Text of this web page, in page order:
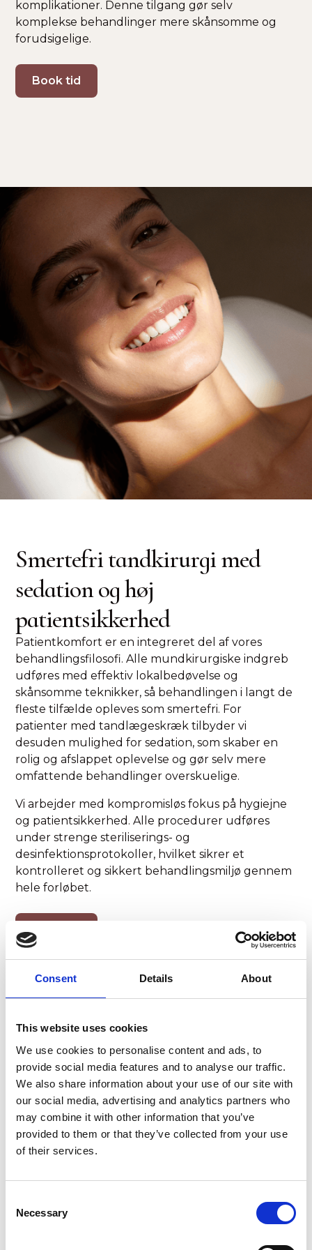
Consent Details About
This website uses cookies
We use cookies to personalise content and ads, to
provide social media features and to analyse our traffic.
We also share information about your use of our site with
our social media, advertising and analytics partners who
may combine it with other information that you’ve
provided to them or that they’ve collected from your use
of their services.
Selection
Necessary
komplikationer. Denne tilgang gør selv
komplekse behandlinger mere skånsomme og
forudsigelige.
Book tid
Smertefri tandkirurgi med
sedation og høj
patientsikkerhed
Patientkomfort er en integreret del af vores
behandlingsfilosofi. Alle mundkirurgiske indgreb
udføres med effektiv lokalbedøvelse og
skånsomme teknikker, så behandlingen i langt de
fleste tilfælde opleves som smertefri. For
patienter med tandlægeskræk tilbyder vi
desuden mulighed for sedation, som skaber en
rolig og afslappet oplevelse og gør selv mere
omfattende behandlinger overskuelige.
Vi arbejder med kompromisløs fokus på hygiejne
og patientsikkerhed. Alle procedurer udføres
under strenge steriliserings- og
desinfektionsprotokoller, hvilket sikrer et
kontrolleret og sikkert behandlingsmiljø gennem
hele forløbet.
Book tid